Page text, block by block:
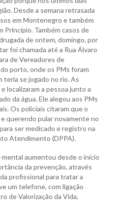
Desde a semana retrasada
em Montenegro e também
Princípio. Também casos de
de ontem, domingo, por
foi chamada até a Rua Álvaro
de Vereadores de
porto, onde os PMs foram
teria se jogado no rio. As
localizaram a pessoa junto a
da água. Ele alegou aos PMs
Os policiais citaram que o
querendo pular novamente no
ser medicado e registro na
Atendimento (DPPA).
aumentou desde o início
da prevenção, através
profissional para tratar a
um telefone, com ligação
de Valorização da Vida,